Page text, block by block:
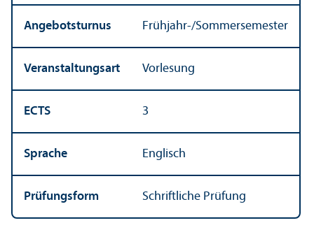
Angebotsturnus Frühjahr-/Sommersemester
Veranstaltungs­art Vorlesung
ECTS 3
Sprache Englisch
Prüfungs­form Schriftliche Prüfung